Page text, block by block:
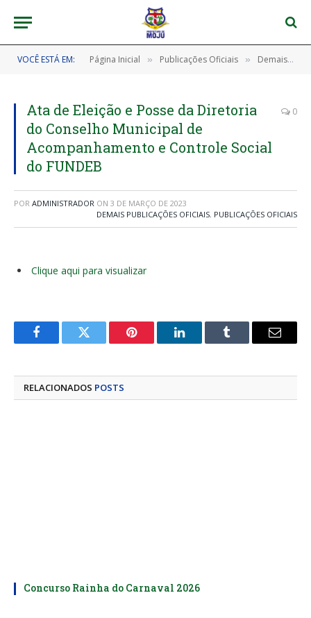
VOCÊ ESTÁ EM: Página Inicial » Publicações Oficiais » Demais Publicações Oficiais
Ata de Eleição e Posse da Diretoria
do Conselho Municipal de
Acompanhamento e Controle Social
do FUNDEB
0
POR ADMINISTRADOR ON 3 DE MARÇO DE 2023
DEMAIS PUBLICAÇÕES OFICIAIS, PUBLICAÇÕES OFICIAIS
Clique aqui para visualizar
FacebookTwitter Pinterest LinkedInTumblr
E-
RELACIONADOS POSTS
Concurso Rainha do Carnaval 2026